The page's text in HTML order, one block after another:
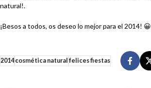
natural!.
¡Besos a todos, os deseo lo mejor para el 2014! 😀
2014cosmética natural felices fiestas